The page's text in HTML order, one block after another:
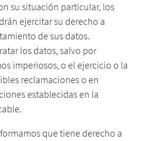
su situación particular, los
ejercitar su derecho a
de sus datos.
los datos, salvo por
imperiosos, o el ejercicio o la
reclamaciones o en
establecidas en la
que tiene derecho a